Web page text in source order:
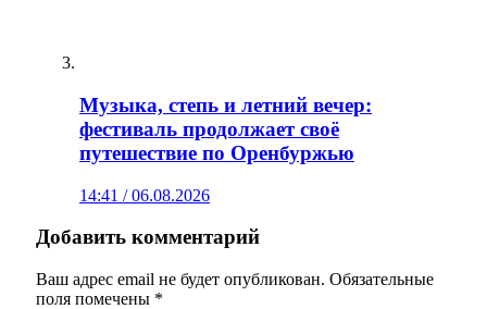
Музыка, степь и летний вечер:
фестиваль продолжает своё
путешествие по Оренбуржью
14:41 / 06.08.2026
Добавить комментарий
Ваш адрес email не будет опубликован. Обязательные
поля помечены *